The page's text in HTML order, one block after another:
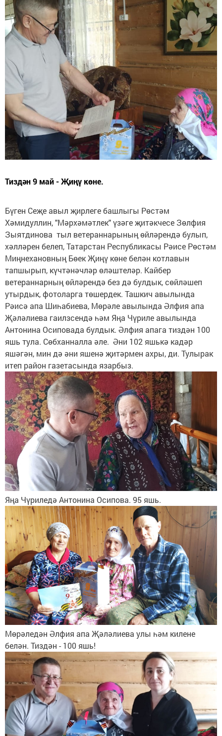
Тиздән 9 май - Җиңү көне.
Бүген Сеҗе авыл җирлеге башлыгы Рөстәм
Хәмидуллин, "Мәрхәмәтлек" үзәге җитәкчесе Зөлфия
Зыятдинова тыл ветераннарының өйләрендә булып,
хәлләрен белеп, Татарстан Республикасы Рәисе Рөстәм
Миңнехановның Бөек Җиңү көне белән котлавын
тапшырып, күчтәнәчләр өләштеләр. Кайбер
ветераннарның өйләрендә без дә булдык, сөйләшеп
утырдык, фотоларга төшердек. Ташкич авылында
Рәисә апа Шиһабиева, Мөрәле авылында Әлфия апа
Җәләлиева гаилзсендә һәм Яңа Чүриле авылында
Антонина Осиповада булдык. Әлфия апага тиздән 100
яшь тула. Сөбханналла әле. Әни 102 яшькә кадәр
яшәгән, мин дә әни яшенә җитәрмен ахры, ди. Тулырак
итеп район газетасында язарбыз.
Яңа Чүриледә Антонина Осипова. 95 яшь.
Мөрәледән Әлфия апа Җәләлиева улы һәм килене
белән. Тиздән - 100 яшь!